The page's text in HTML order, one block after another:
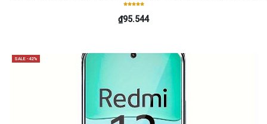
₫95.544
SALE -42%